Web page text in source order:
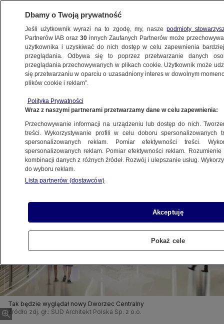
WARSZAWA
NAJNOWSZE
Tak zmieni się Dworzec Centralny
27.03.2015, 20:30
Udostępnij
Tak będzie wyglądał nowy Dworzec Centralny
Źródło zdj. gł.: SUD Architekt Polska Sp. z o.o.
Dbamy o Twoją prywatność
Jeśli użytkownik wyrazi na to zgodę, my, naszepodmioty
Partnerów IAB oraz30 innych Zaufanych Partnerów może
użytkownika i uzyskiwać do nich dostęp w celu zapewnienia
przeglądania. Odbywa się to poprzez przetwarzanie danych
przeglądania przechowywanych w plikach cookie. Użytkownik może
się przetwarzaniu w oparciu o uzasadniony interes w dowolnym
plików cookie i reklam”.
Polityka Prywatności
Wraz z naszymi partnerami przetwarzamy dane w celu zapewnienia:
Przechowywanie informacji na urządzeniu lub dostęp do nich.
treści. Wykorzystywanie profili w celu doboru spersonalizowanych
spersonalizowanych reklam. Pomiar efektywności treści.
spersonalizowanych reklam. Pomiar efektywności reklam.
kombinacji danych z różnych źródeł. Rozwój i ulepszanie usług.
do wyboru reklam.
Lista partnerów (dostawców)
Akceptuję
Pokaż cele